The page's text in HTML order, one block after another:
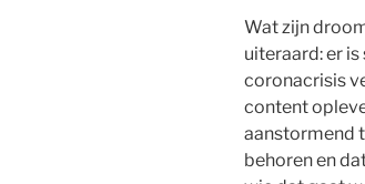
Wat zijn
uiteraard: er
coronacrisis
content
aanstormend
behoren en